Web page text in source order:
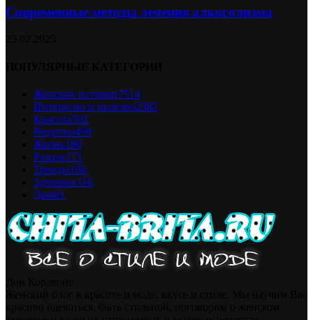
Современные методы лечения алкоголизма
Женские истории7514
Интересно и полезно2382
Красота592
Рецепты499
Жизнь180
Разное171
Тренды166
Здоровье116
Дом81